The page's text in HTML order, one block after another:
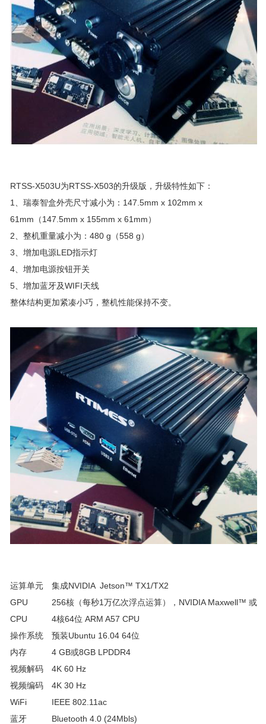
RTSS-X503U为RTSS-X503的升级版，升级特性如下：
1、瑞泰智盒外壳尺寸减小为：147.5mm x 102mm x
61mm（147.5mm x 155mm x 61mm）
2、整机重量减小为：480 g（558 g）
3、增加电源LED指示灯
4、增加电源按钮开关
5、增加蓝牙及WIFI天线
整体结构更加紧凑小巧，整机性能保持不变。
运算单元
集成NVIDIA Jetson™ TX1/TX2
GPU
256核（每秒1万亿次浮点运算），NVIDIA Maxwell™ 或
CPU
4核64位 ARM A57 CPU
操作系统
预装Ubuntu 16.04 64位
内存
4 GB或8GB LPDDR4
视频解码
4K 60 Hz
视频编码
4K 30 Hz
WiFi
IEEE 802.11ac
蓝牙
Bluetooth 4.0 (24Mbls)